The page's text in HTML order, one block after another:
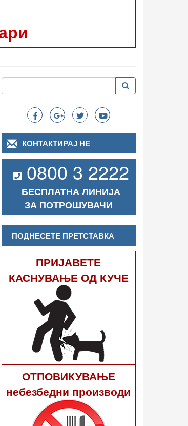
Search
Пребарување Пребарување
КОНТАКТИРАЈ НЕ
0800 3 2222
БЕСПЛАТНА ЛИНИЈА
ЗА ПОТРОШУВАЧИ
ПОДНЕСЕТЕ ПРЕТСТАВКА
ПРИЈАВЕТЕ
КАСНУВАЊЕ ОД КУЧЕ
ОТПОВИКУВАЊЕ
небезбедни производи